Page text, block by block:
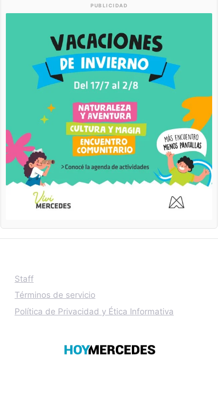
PUBLICIDAD
Staff
Términos de servicio
Política de Privacidad y Ética Informativa